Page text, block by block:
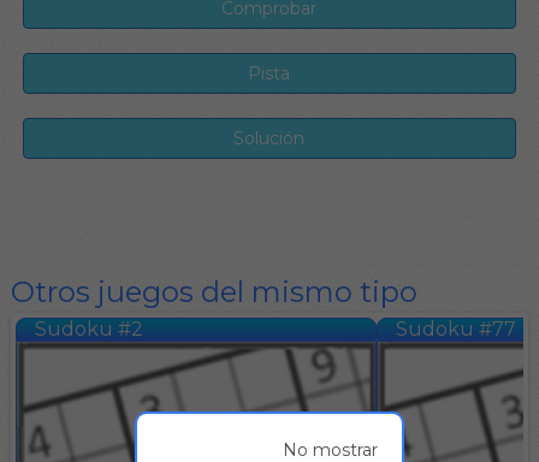
Otros juegos del mismo tipo
Sudoku #2 Sudoku #77
No mostrar